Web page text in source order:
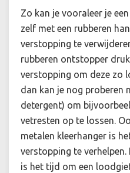
Zo kan je vooraleer je
zelf met een rubberen
verstopping te
rubberen ontstopper
verstopping om deze zo
dan kan je nog proberen
detergent) om
vetresten op te lossen.
metalen kleerhanger is
verstopping te
is het tijd om een